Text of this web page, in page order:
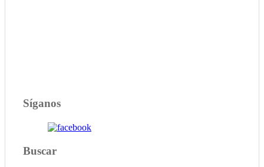
Síganos
Buscar